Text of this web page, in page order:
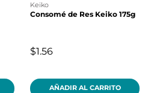
keiko
Consomé de Res Keiko 175g
$1.56
AÑADIR AL CARRITO